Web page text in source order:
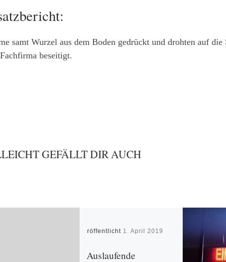
samt Wurzel aus dem Boden gedrückt und drohten auf
beseitigt.
GEFÄLLT DIR AUCH
Veröffentlicht 1. April 2019
Auslaufende